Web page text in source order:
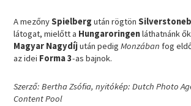
A mezőnySpielberg után rögtön
látogat, mielőtt a Hungaroringenláthatnánk
Magyar Nagydíjután pedigMonzában fog
az idei Forma 3-as bajnok.
Szerző: Bertha Zsófia, nyitókép: Dutch Photo
Content Pool